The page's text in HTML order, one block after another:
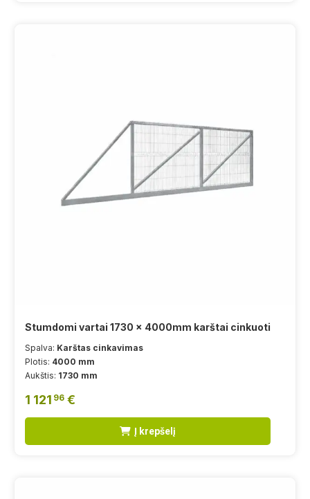
Stumdomi vartai 1730 x 4000mm karštai cinkuoti
Spalva: Karštas cinkavimas
Plotis: 4000 mm
Aukštis: 1730 mm
1 121 96 €
Į krepšelį